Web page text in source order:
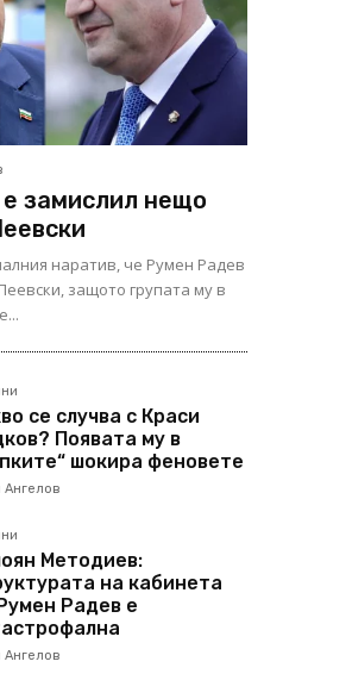
замислил нещо
наратив, че Румен Радев
защото групата му в
се случва с Краси
Появата му в
шокира феновете
Ангелов
Методиев:
на кабинета
Радев е
Ангелов